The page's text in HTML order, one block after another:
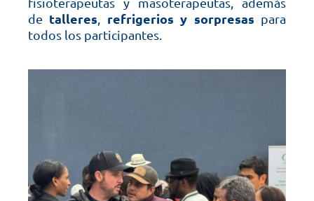
de talleres refrigerios y sorpresas para
todos los participantes.